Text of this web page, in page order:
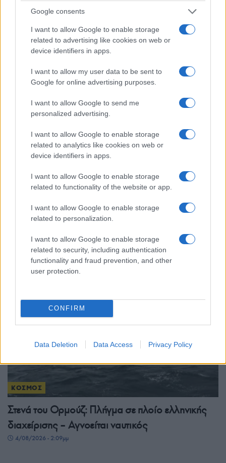
Google consents
I want to allow Google to enable storage
related to advertising like cookies on web or
device identifiers in apps.
I want to allow my user data to be sent to
Google for online advertising purposes.
I want to allow Google to send me
personalized advertising.
I want to allow Google to enable storage
related to analytics like cookies on web or
device identifiers in apps.
I want to allow Google to enable storage
related to functionality of the website or app.
I want to allow Google to enable storage
related to personalization.
I want to allow Google to enable storage
related to security, including authentication
functionality and fraud prevention, and other
user protection.
CONFIRM
Data Deletion Data Access Privacy Policy
ΚΟΣΜΟΣ
Στενό του Ορμούζ: Πού κολλάει η συμφωνία με
το Ιράν – Το σχέδιο των 60 ημερών
ΚΟΣΜΟΣ
Πόλεμος στο Ιράν: Εξαντλούνται τα αποθέματα
ετοιμότητα
4/08/2026 - 7:50μμ
ΚΟΣΜΟΣ
Στενά του Ορμούζ: Πλήγμα σε πλοίο ελληνικής
διαχείρισης – Αγνοείται ναυτικός
4/08/2026 - 2:09μμ